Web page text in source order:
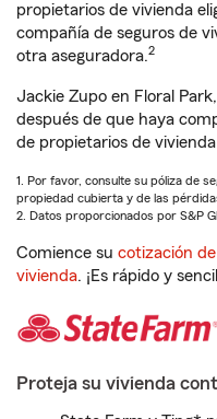
propietarios de vivienda
compañía de seguros de
otra aseguradora.2
Jackie Zupo en Floral
después de que haya
de propietarios de
1. Por favor, consulte su póliza de
propiedad cubierta y de las
2. Datos proporcionados por S&P
Comience su cotización
vivienda. ¡Es rápido y
Proteja su vivienda